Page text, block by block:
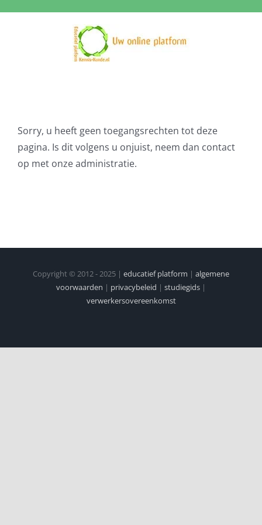
Sorry, u heeft geen toegangsrechten tot deze
pagina. Is dit volgens u onjuist, neem dan contact
op met onze administratie.
Copyright © 2012 - 2025 | educatief platform | algemene
voorwaarden | privacybeleid | studiegids |
verwerkersovereenkomst